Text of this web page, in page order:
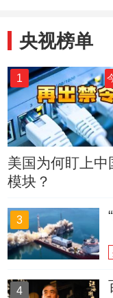
央视榜单
1
美国为何盯上中
模块？
3
4